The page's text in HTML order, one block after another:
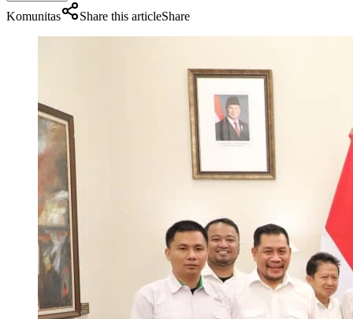
Komunitas Share this articleShare